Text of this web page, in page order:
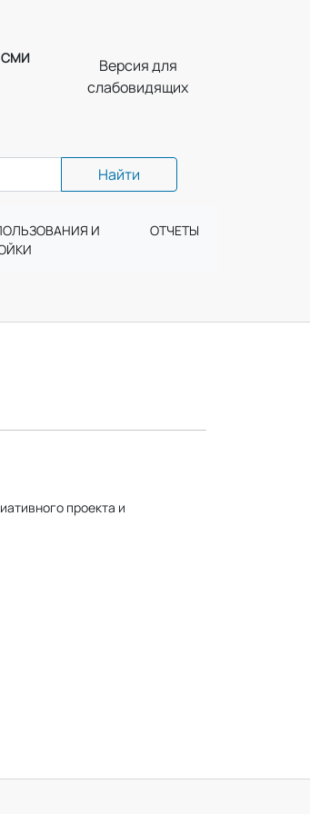
СМИ
Версия для
слабовидящих
Найти
И
ОТЧЕТЫ
проекта и